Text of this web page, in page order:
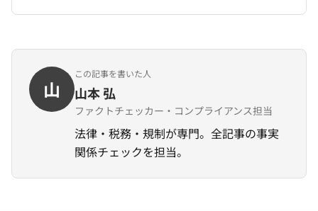
山
この記事を書いた人
山本 弘
ファクトチェッカー・コンプライアンス担当
法律・税務・規制が専門。全記事の事実
関係チェックを担当。